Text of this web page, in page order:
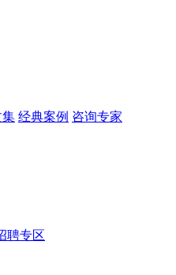
集 经典案例 咨询专家
聘专区